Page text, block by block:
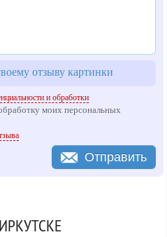
отзыву картинки
и обработки
моих персональных
Отправить